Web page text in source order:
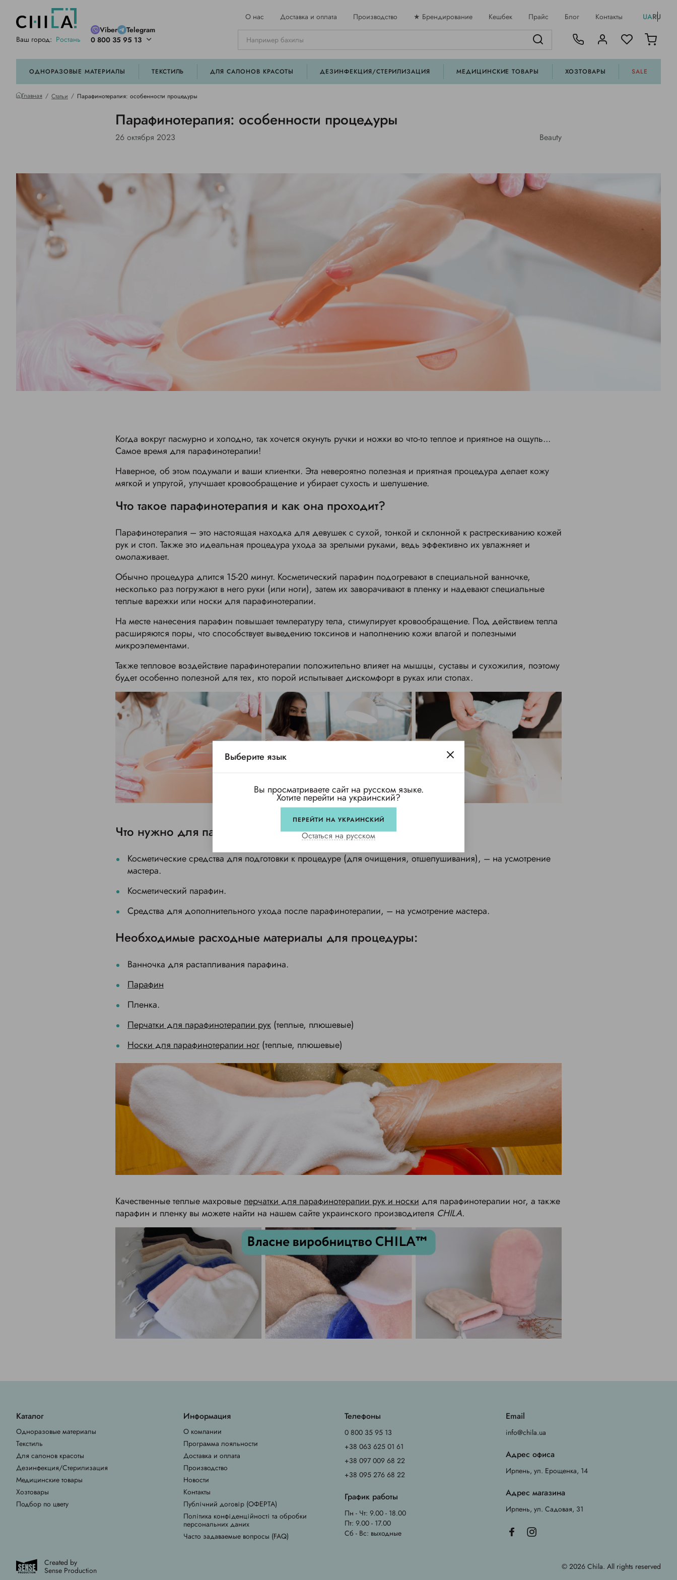
Ваш город: Ростань
Viber
Telegram
0 800 35 95 13
О нас Доставка и оплата Производство ★ Брендирование Кешбек Прайс Блог Контакты UARU
ОДНОРАЗОВЫЕ МАТЕРИАЛЫ ТЕКСТИЛЬ ДЛЯ САЛОНОВ КРАСОТЫ ДЕЗИНФЕКЦИЯ/СТЕРИЛИЗАЦИЯ МЕДИЦИНСКИЕ ТОВАРЫ ХОЗТОВАРЫ SALE
Главная Статьи Парафинотерапия: особенности процедуры
Парафинотерапия: особенности процедуры
26 октября 2023 Beauty
Когда вокруг пасмурно и холодно, так хочется окунуть ручки и ножки во что-то теплое и приятное на ощупь...
Самое время для парафинотерапии!
Наверное, об этом подумали и ваши клиентки. Эта невероятно полезная и приятная процедура делает кожу
мягкой и упругой, улучшает кровообращение и убирает сухость и шелушение.
Что такое парафинотерапия и как она проходит?
Парафинотерапия – это настоящая находка для девушек с сухой, тонкой и склонной к растрескиванию кожей
рук и стоп. Также это идеальная процедура ухода за зрелыми руками, ведь эффективно их увлажняет и
омолаживает.
Обычно процедура длится 15-20 минут. Косметический парафин подогревают в специальной ванночке,
несколько раз погружают в него руки (или ноги), затем их заворачивают в пленку и надевают специальные
теплые варежки или носки для парафинотерапии.
На месте нанесения парафин повышает температуру тела, стимулирует кровообращение. Под действием тепла
расширяются поры, что способствует выведению токсинов и наполнению кожи влагой и полезными
микроэлементами.
Также тепловое воздействие парафинотерапии положительно влияет на мышцы, суставы и сухожилия, поэтому
будет особенно полезной для тех, кто порой испытывает дискомфорт в руках или стопах.
Что нужно для парафинотерапии?
Косметические средства для подготовки к процедуре (для очищения, отшелушивания), – на усмотрение
мастера.
Косметический парафин.
Средства для дополнительного ухода после парафинотерапии, – на усмотрение мастера.
Необходимые расходные материалы для процедуры:
Ванночка для растапливания парафина.
Парафин
Пленка.
Перчатки для парафинотерапии рук (теплые, плюшевые)
Носки для парафинотерапии ног (теплые, плюшевые)
Качественные теплые махровые перчатки для парафинотерапии рук и носки для парафинотерапии ног, а также
парафин и пленку вы можете найти на нашем сайте украинского производителя CHILA.
Выберите язык
Вы просматриваете сайт на русском языке.
Хотите перейти на украинский?
ПЕРЕЙТИ НА УКРАИНСКИЙ
Остаться на русском
Каталог
Одноразовые материалы
Текстиль
Для салонов красоты
Дезинфекция/Стерилизация
Медицинские товары
Хозтовары
Подбор по цвету
Информация
О компании
Программа лояльности
Доставка и оплата
Производство
Новости
Контакты
Публічний договір (ОФЕРТА)
Політика конфіденційності та обробки
персональних даних
Часто задаваемые вопросы (FAQ)
Телефоны
0 800 35 95 13
+38 063 625 01 61
+38 097 009 68 22
+38 095 276 68 22
График работы
Пн - Чт: 9.00 - 18.00
Пт: 9.00 - 17.00
Сб - Вс: выходные
Email
info@chila.ua
Адрес офиса
Ирпень, ул. Ерощенка, 14
Адрес магазина
Ирпень, ул. Садовая, 31
Created by
Sense Production
© 2026 Chila. All rights reserved